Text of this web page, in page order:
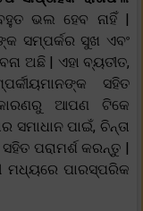
ଭଲ ହେବ ନାହିଁ |
ସମ୍ପର୍କର ସୁଖ ଏବଂ
ଅଛି | ଏହା ବ୍ୟତୀତ,
ସହିତ
ଆପଣ ଟିକେ
ପାଇଁ, ଚିନ୍ତା
ପରାମର୍ଶ କରନ୍ତୁ |
ମଧ୍ୟରେ ପାରସ୍ପରିକ